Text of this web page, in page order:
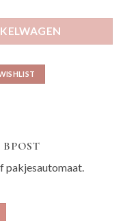
pakjesautomaat.